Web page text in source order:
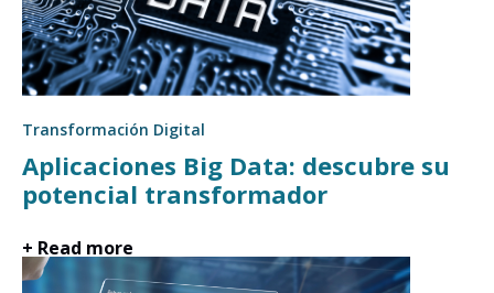
Transformación Digital
Aplicaciones Big Data: descubre su
potencial transformador
+ Read more